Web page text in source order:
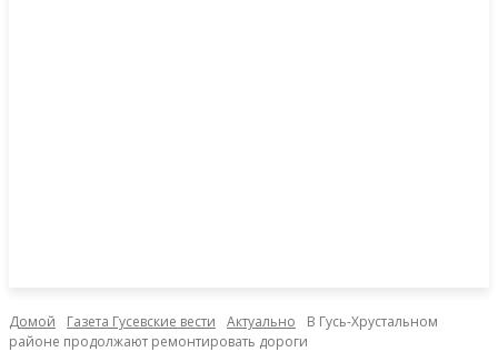
Домой Газета Гусевские вести Актуально
В Гусь-Хрустальном
районе продолжают ремонтировать дороги